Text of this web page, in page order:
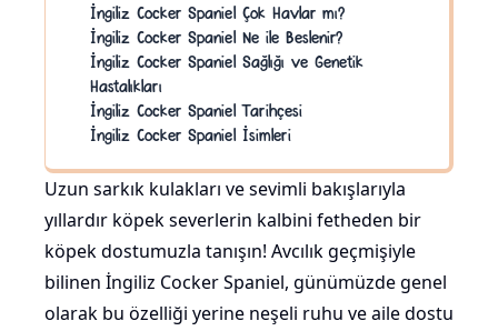
İngiliz Cocker Spaniel Çok Havlar mı?
İngiliz Cocker Spaniel Ne ile Beslenir?
İngiliz Cocker Spaniel Sağlığı ve Genetik
Hastalıkları
İngiliz Cocker Spaniel Tarihçesi
İngiliz Cocker Spaniel İsimleri
Uzun sarkık kulakları ve sevimli bakışlarıyla
yıllardır köpek severlerin kalbini fetheden bir
köpek dostumuzla tanışın! Avcılık geçmişiyle
bilinen İngiliz Cocker Spaniel, günümüzde genel
olarak bu özelliği yerine neşeli ruhu ve aile dostu